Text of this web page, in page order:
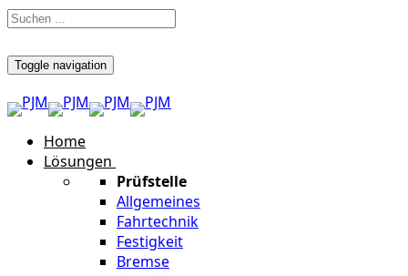
Toggle navigation
Home
Lösungen
Prüfstelle
Allgemeines
Fahrtechnik
Festigkeit
Bremse